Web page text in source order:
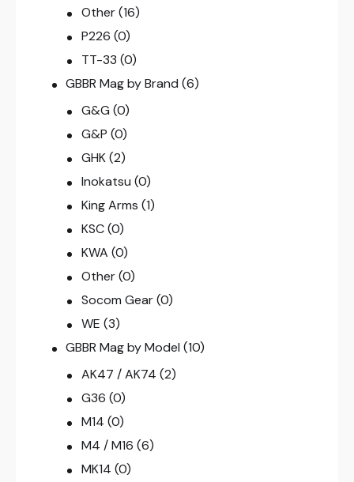
Other (16)
P226 (0)
TT-33 (0)
GBBR Mag by Brand (6)
G&G (0)
G&P (0)
GHK (2)
Inokatsu (0)
King Arms (1)
KSC (0)
KWA (0)
Other (0)
Socom Gear (0)
WE (3)
GBBR Mag by Model (10)
AK47 / AK74 (2)
G36 (0)
M14 (0)
M4 / M16 (6)
MK14 (0)